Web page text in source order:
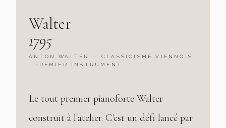
Walter
1795
ANTON WALTER — CLASSICISME VIENNOIS
· PREMIER INSTRUMENT
Le tout premier pianoforte Walter
construit à l'atelier. C'est un défi lancé par